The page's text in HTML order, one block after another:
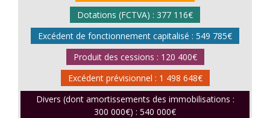
Dotations (FCTVA) : 377 116€
Excédent de fonctionnement capitalisé : 549 785€
Produit des cessions : 120 400€
Excédent prévisionnel : 1 498 648€
Divers (dont amortissements des immobilisations :
300 000€) : 540 000€